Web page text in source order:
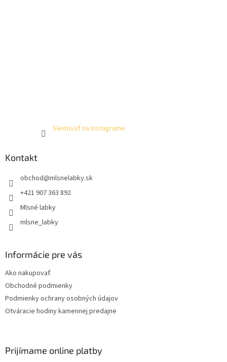
Sledovať na Instagrame
Kontakt
obchod@mlsnelabky.sk
+421 907 363 892
Mlsné labky
mlsne_labky
Informácie pre vás
Ako nakupovať
Obchodné podmienky
Podmienky ochrany osobných údajov
Otváracie hodiny kamennej predajne
Prijímame online platby